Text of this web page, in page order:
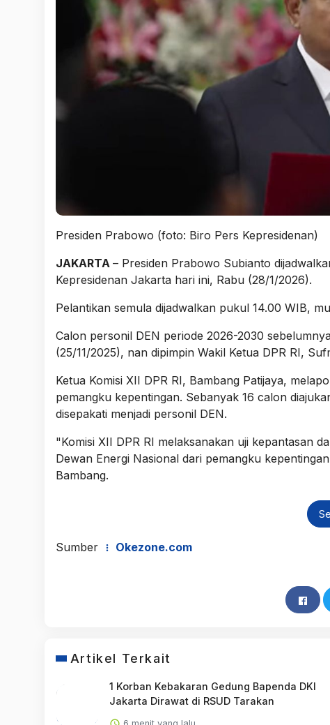
Presiden Prabowo (foto: Biro Pers Kepresidenan)
JAKARTA – Presiden Prabowo Subianto
Kepresidenan Jakarta hari ini, Rabu (28/1/2026).
Pelantikan semula dijadwalkan pukul 14.00 WIB,
Calon personil DEN periode 2026-2030
(25/11/2025), nan dipimpin Wakil Ketua DPR RI,
Ketua Komisi XII DPR RI, Bambang Patijaya,
pemangku kepentingan. Sebanyak 16 calon
disepakati menjadi personil DEN.
"Komisi XII DPR RI melaksanakan uji kepantasan
Dewan Energi Nasional dari pemangku
Bambang.
Sumber Okezone.com
Artikel Terkait
1 Korban Kebakaran Gedung Bapenda DKI
Jakarta Dirawat di RSUD Tarakan